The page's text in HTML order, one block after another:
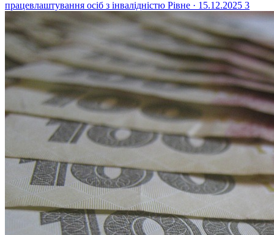
працевлаштування осіб з інвалідністю Рівне · 15.12.2025 3